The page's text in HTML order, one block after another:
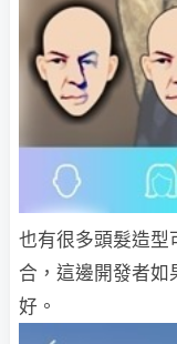
也有很多頭髮造型
合，這邊開發者如
好。